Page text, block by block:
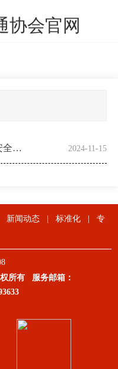
协会官网
中国副食流通协会食品安全与信息追溯分会专家委员会 2024-11-15
新闻动态 标准化
专
所有 服务邮箱：